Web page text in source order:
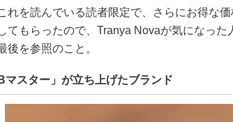
れを読んでいる読者限定で、さらにお得な
てもらったので、Tranya Novaが気になっ
後を参照のこと。
マスター」が立ち上げたブランド